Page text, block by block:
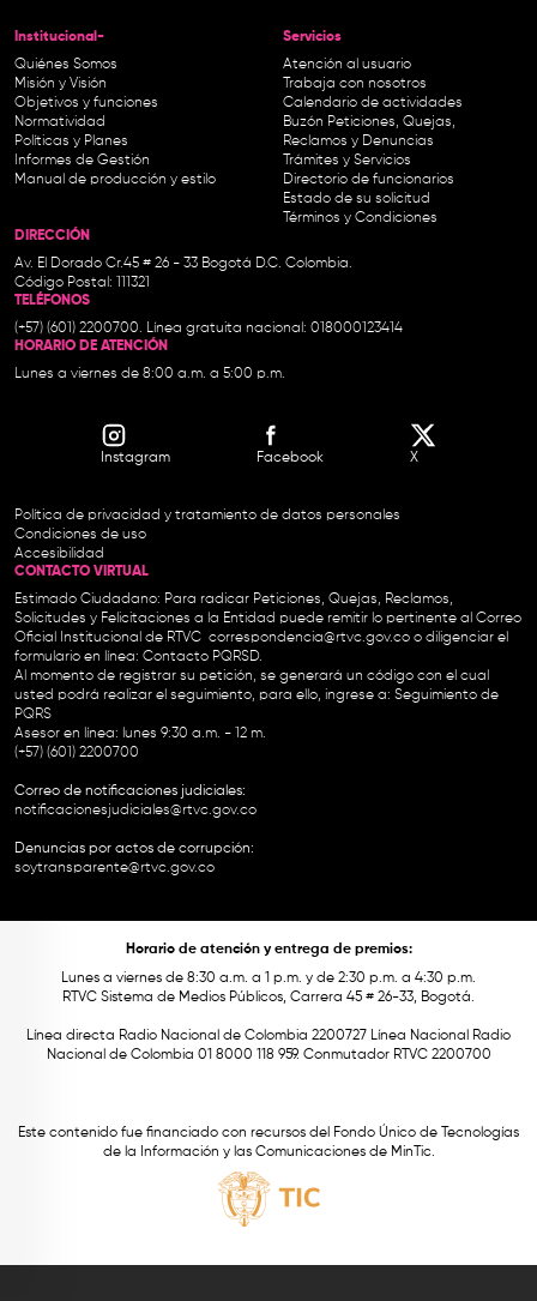
Institucional-
Quiénes Somos
Misión y Visión
Objetivos y funciones
Normatividad
Políticas y Planes
Informes de Gestión
Manual de producción y estilo
Servicios
Atención al usuario
Trabaja con nosotros
Calendario de actividades
Buzón Peticiones, Quejas,
Reclamos y Denuncias
Trámites y Servicios
Directorio de funcionarios
Estado de su solicitud
Términos y Condiciones
DIRECCIÓN
Av. El Dorado Cr.45 # 26 - 33 Bogotá D.C. Colombia.
Código Postal: 111321
TELÉFONOS
(+57) (601) 2200700. Línea gratuita nacional: 018000123414
HORARIO DE ATENCIÓN
Lunes a viernes de 8:00 a.m. a 5:00 p.m.
Instagram Facebook X
Política de privacidad y tratamiento de datos personales
Condiciones de uso
Accesibilidad
CONTACTO VIRTUAL
Estimado Ciudadano: Para radicar Peticiones, Quejas, Reclamos,
Solicitudes y Felicitaciones a la Entidad puede remitir lo pertinente al Correo
Oficial Institucional de RTVC correspondencia@rtvc.gov.co o diligenciar el
formulario en línea: Contacto PQRSD.
Al momento de registrar su petición, se generará un código con el cual
usted podrá realizar el seguimiento, para ello, ingrese a: Seguimiento de
PQRS
Asesor en línea: lunes 9:30 a.m. - 12 m.
(+57) (601) 2200700
Correo de notificaciones judiciales:
notificacionesjudiciales@rtvc.gov.co
Denuncias por actos de corrupción:
soytransparente@rtvc.gov.co
Horario de atención y entrega de premios:
Lunes a viernes de 8:30 a.m. a 1 p.m. y de 2:30 p.m. a 4:30 p.m.
RTVC Sistema de Medios Públicos, Carrera 45 # 26-33, Bogotá.
Línea directa Radio Nacional de Colombia 2200727 Línea Nacional Radio
Nacional de Colombia 01 8000 118 959. Conmutador RTVC 2200700
Este contenido fue financiado con recursos del Fondo Único de Tecnologías
de la Información y las Comunicaciones de MinTic.